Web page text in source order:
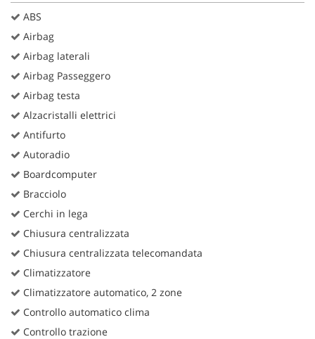
ABS
Airbag
Airbag laterali
Airbag Passeggero
Airbag testa
Alzacristalli elettrici
Antifurto
Autoradio
Boardcomputer
Bracciolo
Cerchi in lega
Chiusura centralizzata
Chiusura centralizzata telecomandata
Climatizzatore
Climatizzatore automatico, 2 zone
Controllo automatico clima
Controllo trazione